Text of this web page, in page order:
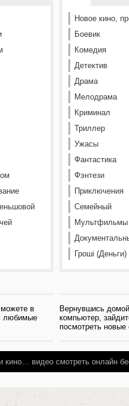
в
любимые
Новое кино,
Боевик
Комедия
Детектив
Драма
Мелодрама
Криминал
Триллер
Ужасы
Фантастика
Фэнтези
Приключения
Семейный
Мультфильмы
Гроші
Вернувшись
компьютер,
посмотреть
кино… видео смотреть онлайн